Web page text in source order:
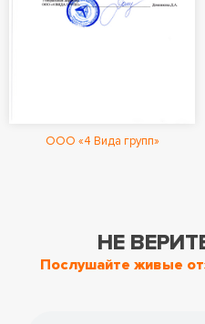
ООО «4 Вида групп»
НЕ
Послушайте живые